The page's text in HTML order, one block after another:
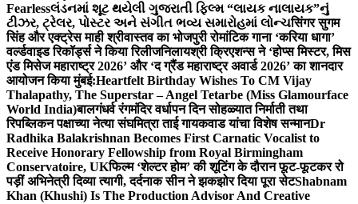
Fearlessલંડનમાં શૂટ થયેલી ગુજરાતી ફિલ્મ “લાયક નાલાયક”નું
ટીઝર, ટ્રેલર, પોસ્ટર અને સંગીત ભવ્ય સમારોહમાં લોન્ચसिंगर सुगम
सिंह और एक्ट्रेस माही श्रीवास्तव का भोजपुरी रोमांटिक गाना ‘करिया धागा’
वर्ल्डवाइड रिकॉर्ड्स ने किया रिलीजनिलायश्री क्रिएशन्स ने ‘होप्स मिस्टर, मिस
एंड मिसेज महाराष्ट्र 2026’ और ‘द ग्रैंड महाराष्ट्र अवार्ड 2026’ का शानदार
आयोजन किया मुंबई:Heartfelt Birthday Wishes To CM Vijay
Thalapathy, The Superstar – Angel Tetarbe (Miss Glamourface
World India)बालगंधर्व रंगमंदिर वर्धापन दिन सोहळ्यात निर्माती तथा
रिपब्लिकन पक्षाच्या नेत्या संघमित्रा ताई गायकवाड यांचा विशेष सन्मानDr
Radhika Balakrishnan Becomes First Carnatic Vocalist to
Receive Honorary Fellowship from Royal Birmingham
Conservatoire, UKफिल्म ‘शेल्टर होम’ की शूटिंग के दौरान फूट-फूटकर रो
पड़ीं अभिनेत्री दिव्या त्यागी, दर्दनाक सीन ने झकझोर दिया पूरा सेटShabnam
Khan (Khushi) Is The Production Advisor And Creative